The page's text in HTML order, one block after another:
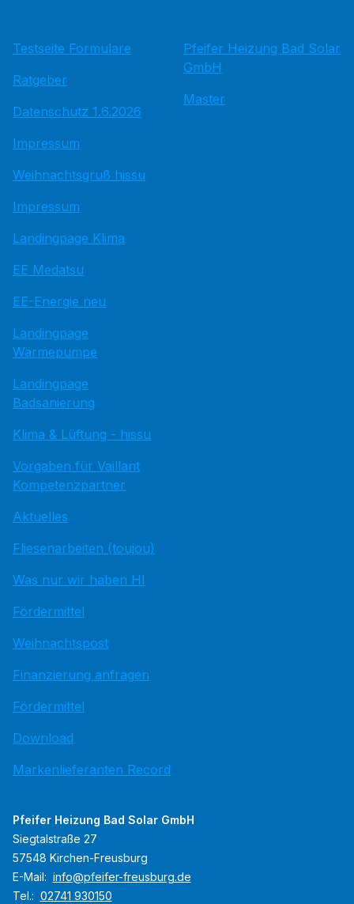
Testseite Formulare
Ratgeber
Datenschutz 1.6.2026
Impressum
Weihnachtsgruß hissu
Impressum
Landingpage Klima
EE Medatsu
EE-Energie neu
Landingpage
Wärmepumpe
Landingpage
Badsanierung
Klima & Lüftung - hissu
Vorgaben für Vaillant
Kompetenzpartner
Aktuelles
Fliesenarbeiten (toujou)
Was nur wir haben HI
Fördermittel
Weihnachtspost
Finanzierung anfragen
Fördermittel
Download
Markenlieferanten Record
Pfeifer Heizung Bad Solar
GmbH
Master
Pfeifer Heizung Bad Solar GmbH
Siegtalstraße 27
57548 Kirchen-Freusburg
E-Mail: info@pfeifer-freusburg.de
Tel.: 02741 930150